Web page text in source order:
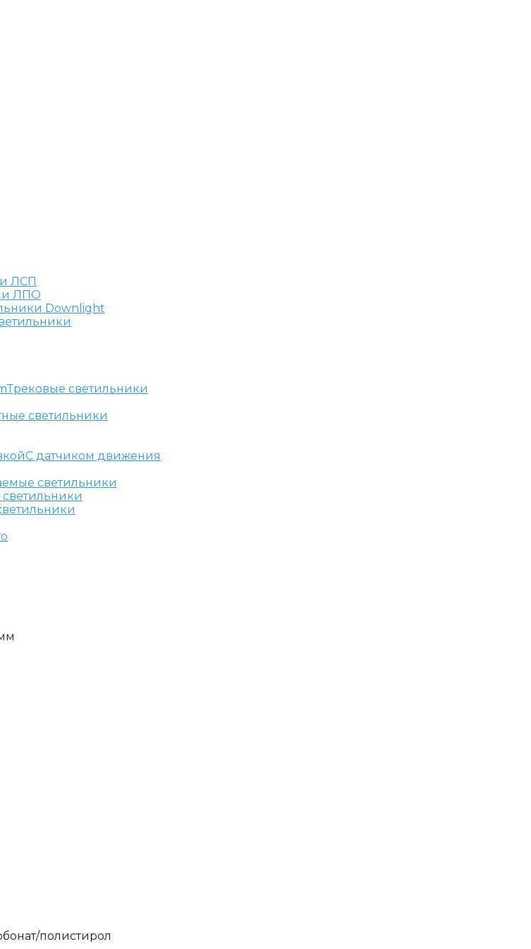
ЛСП
ЛПО
Downlight
Трековые светильники
светильники
С датчиком движения
светильники
полистирол